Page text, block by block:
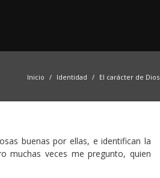
Inicio Identidad El carácter de Dios
buenas por ellas, e identifican la
muchas veces me pregunto, quien